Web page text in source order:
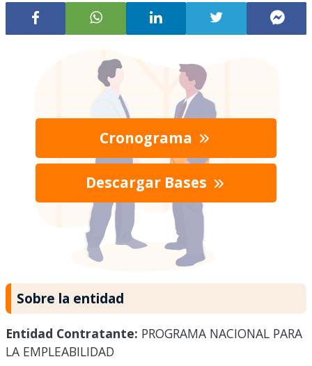
Cronograma
Descargar Bases
Sobre la entidad
Entidad Contratante: PROGRAMA NACIONAL PARA
LA EMPLEABILIDAD